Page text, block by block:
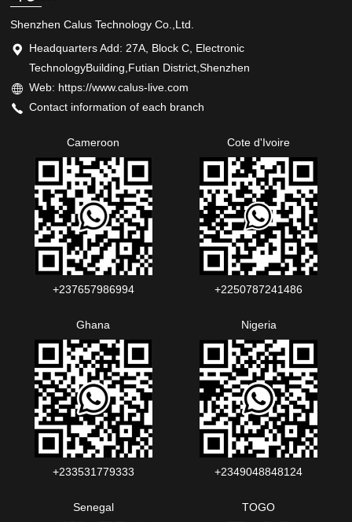
Shenzhen Calus Technology Co.,Ltd.
Headquarters Add: 27A, Block C, Electronic
TechnologyBuilding,Futian District,Shenzhen
Web: https://www.calus-live.com
Contact information of each branch
Cameroon
+237657986994‬‬
Cote d'Ivoire
+2250787241486‬‬
Ghana
+233531779333
Nigeria
+2349048848124‬‬‬
Senegal TOGO